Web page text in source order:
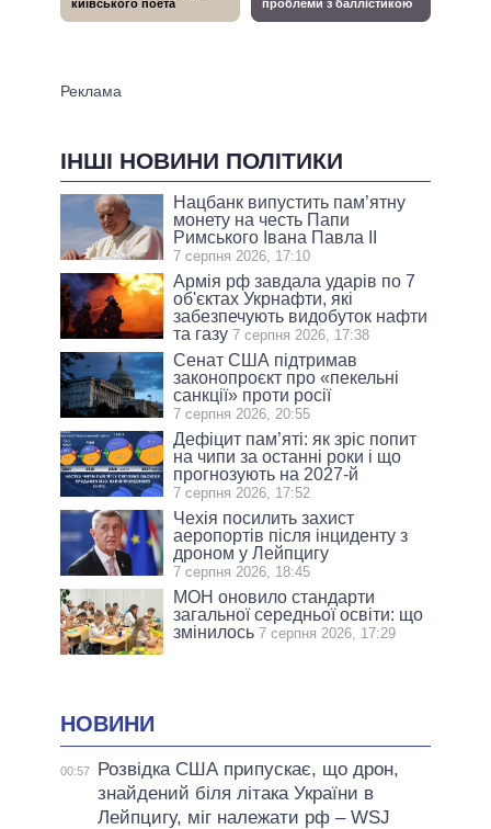
ІНШІ НОВИНИ ПОЛІТИКИ
Нацбанк випустить пам’ятну
монету на честь Папи
Римського Івана Павла II
7 серпня 2026, 17:10
Армія рф завдала ударів по 7
об'єктах Укрнафти, які
забезпечують видобуток нафти
та газу 7 серпня 2026, 17:38
Сенат США підтримав
законопроєкт про «пекельні
санкції» проти росії
7 серпня 2026, 20:55
Дефіцит пам’яті: як зріс попит
на чипи за останні роки і що
прогнозують на 2027-й
7 серпня 2026, 17:52
Чехія посилить захист
аеропортів після інциденту з
дроном у Лейпцигу
7 серпня 2026, 18:45
МОН оновило стандарти
загальної середньої освіти: що
змінилось 7 серпня 2026, 17:29
НОВИНИ
00:57
Розвідка США припускає, що дрон,
знайдений біля літака України в
Лейпцигу, міг належати рф – WSJ